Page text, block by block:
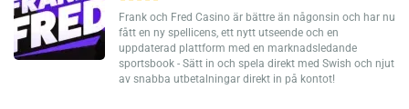
Frank och Fred Casino är bättre än någonsin och har nu
fått en ny spellicens, ett nytt utseende och en
uppdaterad plattform med en marknadsledande
sportsbook - Sätt in och spela direkt med Swish och njut
av snabba utbetalningar direkt in på kontot!